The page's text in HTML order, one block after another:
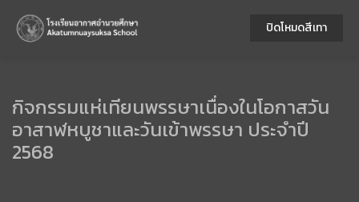
กิจกรรมแห่เทียนพรรษาเนื่องในโอกาสวัน
อาสาฬหบูชาและวันเข้าพรรษา ประจำปี
2568
ปิดโหมดสีเทา